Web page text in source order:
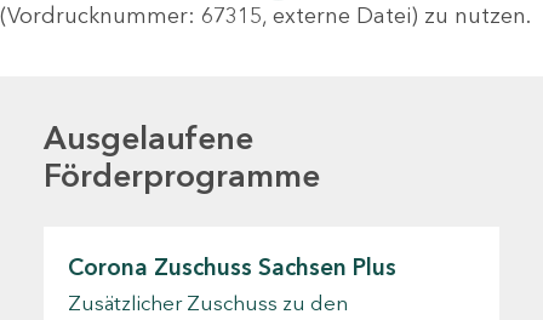
(Vordrucknummer: 67315, externe Datei) zu nutzen.
Ausgelaufene
Förderprogramme
Corona Zuschuss Sachsen Plus
Zusätzlicher Zuschuss zu den